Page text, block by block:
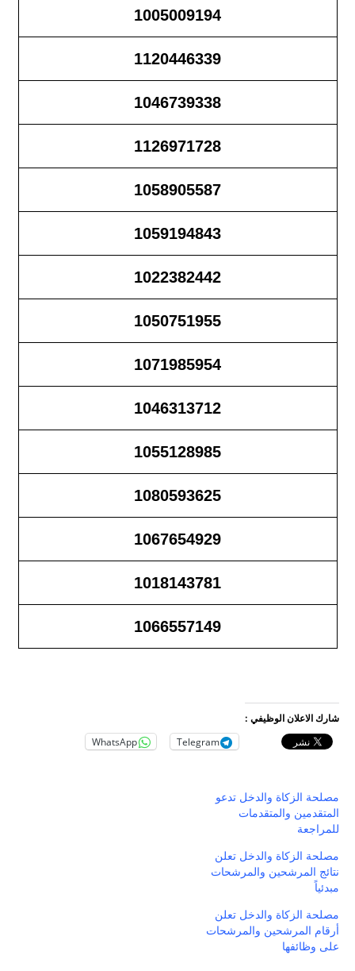
1005009194
1120446339
1046739338
1126971728
1058905587
1059194843
1022382442
1050751955
1071985954
1046313712
1055128985
1080593625
1067654929
1018143781
1066557149
شارك الاعلان الوظيفي :
Telegram
WhatsApp
مصلحة الزكاة والدخل تدعو
المتقدمين والمتقدمات
للمراجعة
مصلحة الزكاة والدخل تعلن
نتائج المرشحين والمرشحات
مبدئياً
مصلحة الزكاة والدخل تعلن
أرقام المرشحين والمرشحات
على وظائفها